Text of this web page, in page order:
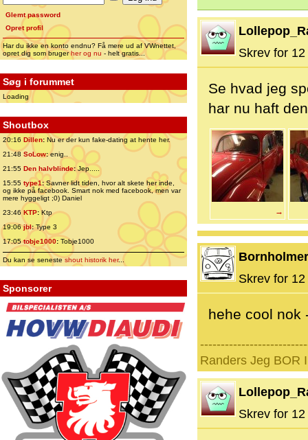
Glemt password
Opret profil
Har du ikke en konto endnu? Få mere ud af VWnettet,
opret dig som brugerher og nu - helt gratis...
Søg i forummet
Loading
Shoutbox
20:16 Dillen: Nu er der kun fake-dating at hente her.
21:48 SoLow:enig..
21:55 Den halvblinde:Jep.....
15:55 type1:Savner lidt tiden, hvor alt skete her inde,
og ikke på facebook. Smart nok med facebook, men var
mere hyggeligt ;0) Daniel
23:46 KTP:Ktp
19:06jbl:Type 3
17:05tobje1000: Tobje1000
Du kan se senesteshout historik her...
Sponsorer
Skrev for
Se hvad jeg
har nu haft
→
Bornholmer
Skrev for
hehe cool nok
Randers Jeg BOR
Skrev for